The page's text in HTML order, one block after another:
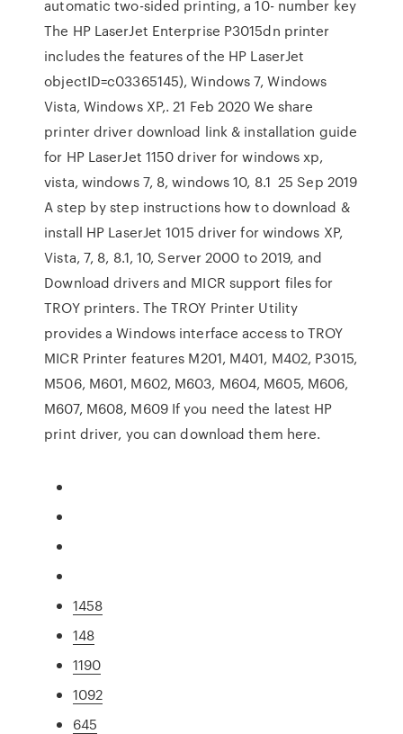
automatic two-sided printing, a 10- number key
The HP LaserJet Enterprise P3015dn printer
includes the features of the HP LaserJet
objectID=c03365145), Windows 7, Windows
Vista, Windows XP,. 21 Feb 2020 We share
printer driver download link & installation guide
for HP LaserJet 1150 driver for windows xp,
vista, windows 7, 8, windows 10, 8.1 25 Sep 2019
A step by step instructions how to download &
install HP LaserJet 1015 driver for windows XP,
Vista, 7, 8, 8.1, 10, Server 2000 to 2019, and
Download drivers and MICR support files for
TROY printers. The TROY Printer Utility
provides a Windows interface access to TROY
MICR Printer features M201, M401, M402, P3015,
M506, M601, M602, M603, M604, M605, M606,
M607, M608, M609 If you need the latest HP
print driver, you can download them here.
1458
148
1190
1092
645